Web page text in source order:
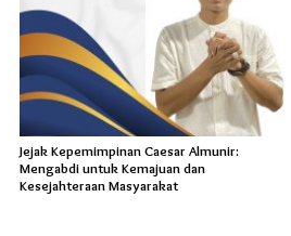
Jejak Kepemimpinan Caesar Almunir:
Mengabdi untuk Kemajuan dan
Kesejahteraan Masyarakat